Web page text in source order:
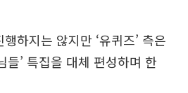
하지는 않지만 ‘유퀴즈’ 측은
들’ 특집을 대체 편성하며 한